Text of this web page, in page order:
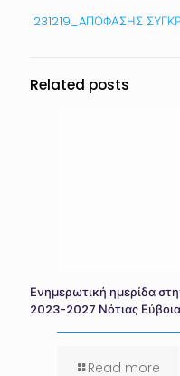
231219_AΠΟΦΑΣΗΣ
Related posts
Ενημερωτική ημερίδα
2023-2027 Νότιας
Read more